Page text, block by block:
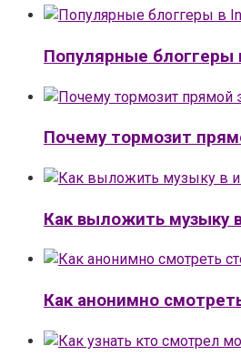
Популярные блоггеры
Почему тормозит
Как выложить музыку
Как анонимно